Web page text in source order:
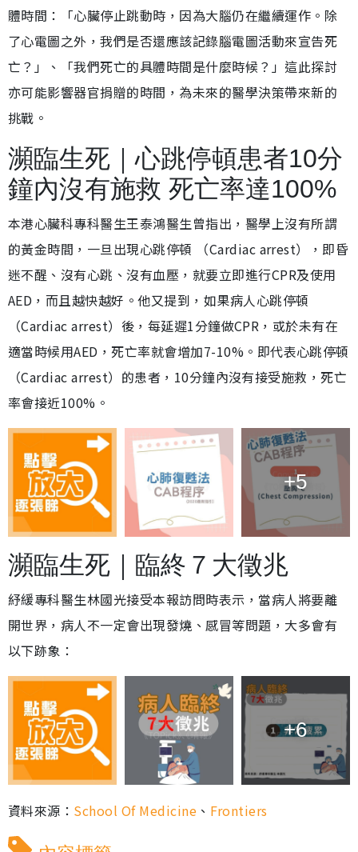
體時間：「心臟停止跳動時，因為大腦仍在繼續運作。除
了心電圖之外，我們是否還應該記錄腦電圖活動來宣告死
亡？」、「我們死亡的具體時間是什麼時候？」這此探討
亦可能影響器官捐贈的時間，為未來的醫學決策帶來新的
挑戰。
瀕臨生死｜心跳停頓患者10分
鐘內沒有施救 死亡率達100%
本港心臟科專科醫生王泰鴻醫生曾指出，醫學上沒有所謂
的黃金時間，一旦出現心跳停頓 （Cardiac arrest），即昏
迷不醒、沒有心跳、沒有血壓，就要立即進行CPR及使用
AED，而且越快越好。他又提到，如果病人心跳停頓
（Cardiac arrest）後，每延遲1分鐘做CPR，或於未有在
適當時候用AED，死亡率就會增加7-10%。即代表心跳停頓
（Cardiac arrest）的患者，10分鐘內沒有接受施救，死亡
率會接近100%。
+5
瀕臨生死｜臨終７大徵兆
紓緩專科醫生林國光接受本報訪問時表示，當病人將要離
開世界，病人不一定會出現發燒、感冒等問題，大多會有
以下跡象：
+6
資料來源： School Of Medicine 、 Frontiers